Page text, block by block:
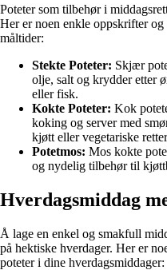
Poteter som tilbehør i
Her er noen enkle oppskrifter
måltider:
Stekte Poteter: Skjær
olje, salt og krydder etter
eller fisk.
Kokte Poteter: Kok
koking og server med
kjøtt eller vegetariske
Potetmos: Mos kokte
og nydelig tilbehør til
Hverdagsmiddag
Å lage en enkel og smakfull
på hektiske hverdager. Her er
poteter i dine hverdagsmiddager: